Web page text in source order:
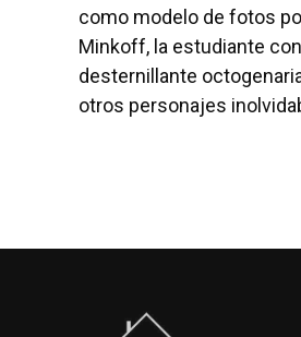
como modelo de fotos
Minkoff, la estudiante
desternillante
otros personajes